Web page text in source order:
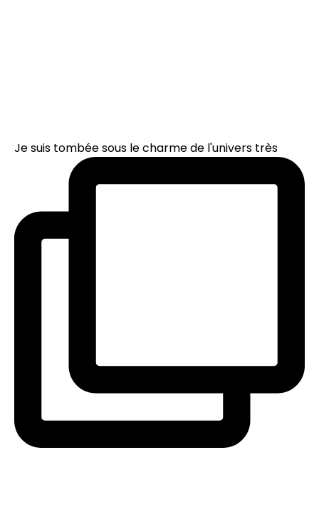
Je suis tombée sous le charme de l'univers très